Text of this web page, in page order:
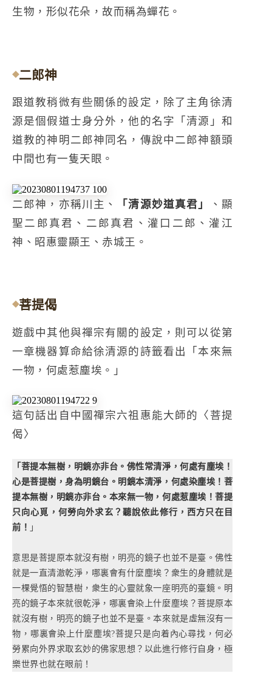
生物，形似花朵，故而稱為蟬花。
二郎神
跟道教稍微有些關係的設定，除了主角徐清
源是個假道士身分外，他的名字「清源」和
道教的神明二郎神同名，傳說中二郎神額頭
中間也有一隻天眼。
二郎神，亦稱川主、 「清源妙道真君」
、顯
聖二郎真君、二郎真君、灌口二郎、灌江
神、昭惠靈顯王、赤城王。
菩提偈
遊戲中其他與禪宗有關的設定，則可以從第
一章機器算命給徐清源的詩籤看出「本來無
一物，何處惹塵埃。」
這句話出自中國禪宗六祖惠能大師的〈菩提
偈〉
「菩提本無樹，明鏡亦非台。佛性常清淨，何處有塵埃！
心是菩提樹，身為明鏡台。明鏡本清淨，何處染塵埃！菩
提本無樹，明鏡亦非台。本來無一物，何處惹塵埃！菩提
只向心覓，何勞向外求玄？聽說依此修行，西方只在目
前！ 」
意思是菩提原本就沒有樹，明亮的鏡子也並不是臺。佛性
就是一直清澈乾淨，哪裏會有什麼塵埃？衆生的身體就是
一棵覺悟的智慧樹，衆生的心靈就象一座明亮的臺鏡。明
亮的鏡子本來就很乾淨，哪裏會染上什麼塵埃？菩提原本
就沒有樹，明亮的鏡子也並不是臺。本來就是虛無沒有一
物，哪裏會染上什麼塵埃?菩提只是向着內心尋找，何必
勞累向外界求取玄妙的佛家思想？以此進行修行自身，極
樂世界也就在眼前！